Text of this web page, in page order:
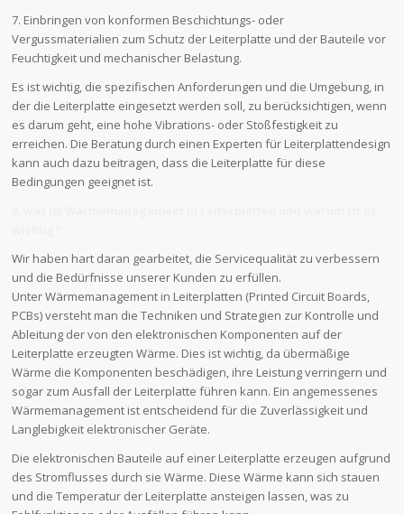
7. Einbringen von konformen Beschichtungs- oder
Vergussmaterialien zum Schutz der Leiterplatte und der Bauteile vor
Feuchtigkeit und mechanischer Belastung.
Es ist wichtig, die spezifischen Anforderungen und die Umgebung, in
der die Leiterplatte eingesetzt werden soll, zu berücksichtigen, wenn
es darum geht, eine hohe Vibrations- oder Stoßfestigkeit zu
erreichen. Die Beratung durch einen Experten für Leiterplattendesign
kann auch dazu beitragen, dass die Leiterplatte für diese
Bedingungen geeignet ist.
Wir haben hart daran gearbeitet, die Servicequalität zu verbessern
und die Bedürfnisse unserer Kunden zu erfüllen.
Unter Wärmemanagement in Leiterplatten (Printed Circuit Boards,
PCBs) versteht man die Techniken und Strategien zur Kontrolle und
Ableitung der von den elektronischen Komponenten auf der
Leiterplatte erzeugten Wärme. Dies ist wichtig, da übermäßige
Wärme die Komponenten beschädigen, ihre Leistung verringern und
sogar zum Ausfall der Leiterplatte führen kann. Ein angemessenes
Wärmemanagement ist entscheidend für die Zuverlässigkeit und
Langlebigkeit elektronischer Geräte.
Die elektronischen Bauteile auf einer Leiterplatte erzeugen aufgrund
des Stromflusses durch sie Wärme. Diese Wärme kann sich stauen
und die Temperatur der Leiterplatte ansteigen lassen, was zu